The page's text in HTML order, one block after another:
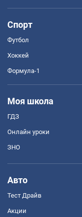
Спорт
Футбол
Хоккей
Формула-1
Моя школа
ГДЗ
Онлайн уроки
ЗНО
Авто
Тест Драйв
Акции